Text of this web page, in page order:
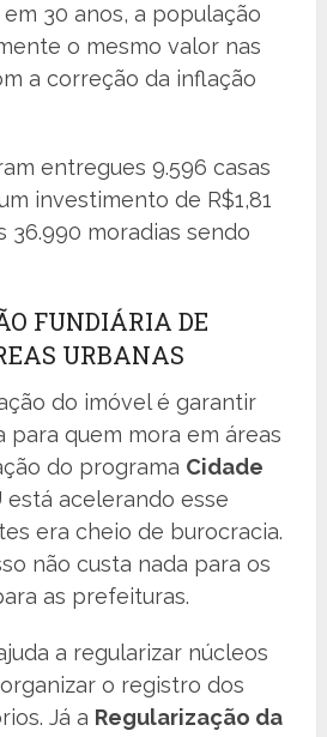
30 anos, a população
o mesmo valor nas
a correção da inflação
entregues 9.596 casas
investimento de R$1,81
36.990 moradias sendo
FUNDIÁRIA DE
URBANAS
do imóvel é garantir
para quem mora em áreas
do programa Cidade
está acelerando esse
era cheio de burocracia.
não custa nada para os
as prefeituras.
a regularizar núcleos
o registro dos
Já a Regularização da